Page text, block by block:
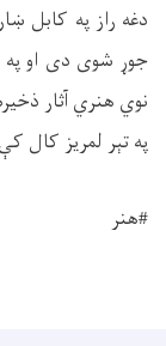
نوي هنري آثار
په تېر لمریز کال کې ۱۲۰ هنري آثار ترمیم شوي دي.
#هنر